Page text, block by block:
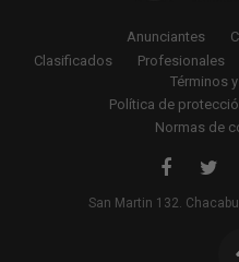
Anunciantes
Clasificados
Profesionales
Términos
Política de
Normas de
San Martin 132.